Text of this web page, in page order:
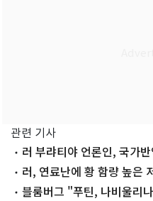
관련 기사
러 부랴티야 언론인, 국가
보도러, 연료난에 황 함량 높은
블룸버그 "푸틴, 나비울리